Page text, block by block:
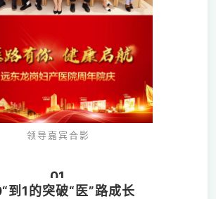
领导嘉宾合影
01
到1的突破“医”路成长